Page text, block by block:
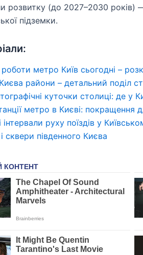
розвитку (до 2027–2030 років)
підземки.
роботи метро Київ сьогодні –
райони – детальний поділ
куточки столиці: де у
метро в Києві: покращення
інтервали руху поїздів у
сквери південного Києва